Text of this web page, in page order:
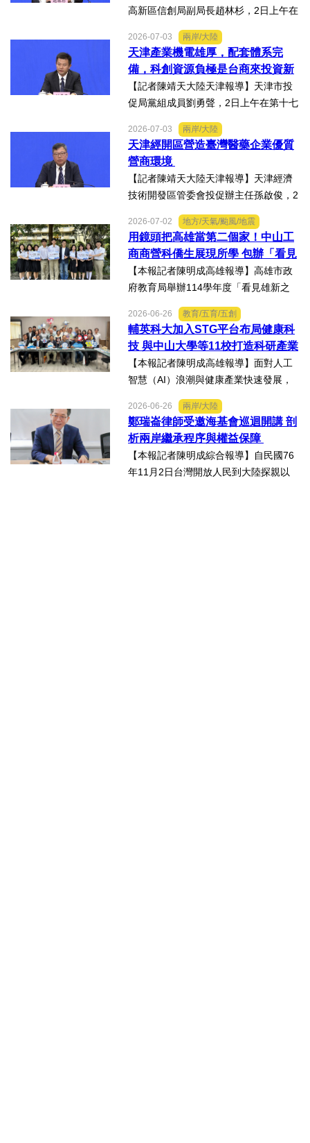
高新區信創局副局長趙林杉，2日上午在
會上，針對吸引臺商臺企來津發展人工
智能產業方面具備優勢表示，高新區作
為國家自主創新示範區，也...
2026-07-03 兩岸/大陸
天津產業機電雄厚，配套體系完
備，科創資源負極是台商來投資新
業的理想沃土
【記者陳靖天大陸天津報導】天津市投
促局黨組成員劉勇聲，2日上午在第十七
答記者提問關於天津在產業發展方面有
哪些突出優勢，目前台資企業在天津的
融合情況，未來還有哪些...
2026-07-03 兩岸/大陸
天津經開區營造臺灣醫藥企業優質
營商環境
【記者陳靖天大陸天津報導】天津經濟
技術開發區管委會投促辦主任孫啟俊，2
新聞發佈會上，說明天津市作為北方生
物醫藥產業高地，天津經開區能為臺灣
醫藥大健康行業的創業者和...
2026-07-02 地方/天氣/颱風/地震
用鏡頭把高雄當第二個家！中山工
商商營科僑生展現所學 包辦「看見
雄新之光」創意短片前三名
【本報記者陳明成高雄報導】高雄市政
府教育局舉辦114學年度「看見雄新之
科建教僑生專班學生囊括高中職組前三
名。李昱平校長表示，來自泰國、印尼
及越南僑生，以異國的獨特視...
2026-06-26 教育/五育/五創
輔英科大加入STG平台布局健康科
技 與中山大學等11校打造科研產業
生態圈
【本報記者陳明成高雄報導】面對人工
智慧（AI）浪潮與健康產業快速發展，
灣科研產業化平台」，再擴大跨校科研
合作版圖，與輔英科技大學簽署合作備
忘錄（MOU），並共同為「廠...
2026-06-26 兩岸/大陸
鄭瑞崙律師受邀海基會巡迴開講 剖
析兩岸繼承程序與權益保障
【本報記者陳明成綜合報導】自民國76
年11月2日台灣開放人民到大陸探親以